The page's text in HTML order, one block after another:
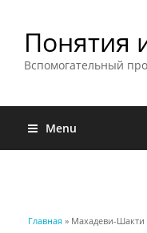
Понятия
Вспомогательный
Menu
Вы здесь
Главная » Махадеви-Шакти